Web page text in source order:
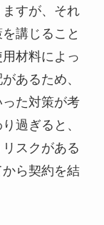
すが、それ
講じること
材料によっ
あるため、
た対策が考
過ぎると、
スクがある
ら契約を結